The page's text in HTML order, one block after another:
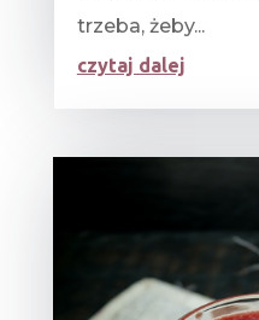
trzeba, żeby...
czytaj dalej